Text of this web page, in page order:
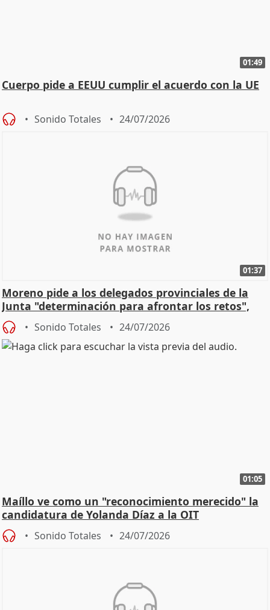
01:49
Cuerpo pide a EEUU cumplir el acuerdo con la UE
Sonido Totales 24/07/2026
01:37
Moreno pide a los delegados provinciales de la
Junta "determinación para afrontar los retos",
diálog
Sonido Totales 24/07/2026
01:05
Maíllo ve como un "reconocimiento merecido" la
candidatura de Yolanda Díaz a la OIT
Sonido Totales 24/07/2026